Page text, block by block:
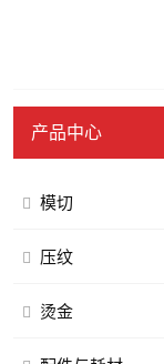
产品中心
模切
压纹
烫金